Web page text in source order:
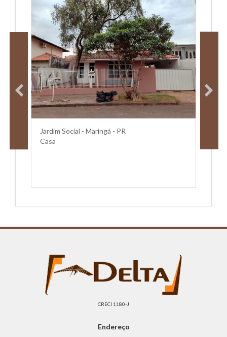
Jardim Social - Maringá - PR
Casa
CRECI 1180-J
Endereço